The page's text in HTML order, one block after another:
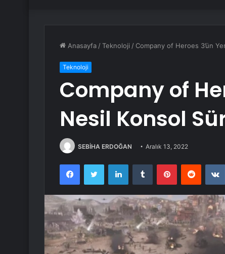
Anasayfa /Teknoloji / Company of Heroes 3’ün
Teknoloji
Company of
Nesil Konsol
SEBİHA ERDOĞAN Aralık 13, 2022
FacebookTwitter LinkedInTumblr PinterestReddit